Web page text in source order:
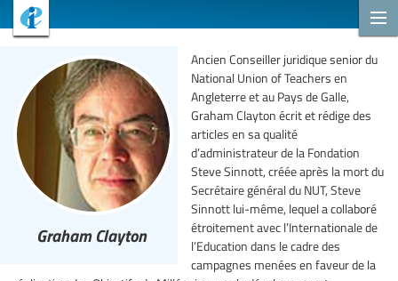
Graham Clayton
Ancien Conseiller juridique senior du
National Union of Teachers en
Angleterre et au Pays de Galle,
Graham Clayton écrit et rédige des
articles en sa qualité
d’administrateur de la Fondation
Steve Sinnott, créée après la mort du
Secrétaire général du NUT, Steve
Sinnott lui-même, lequel a collaboré
étroitement avec l’Internationale de
l’Education dans le cadre des
campagnes menées en faveur de la